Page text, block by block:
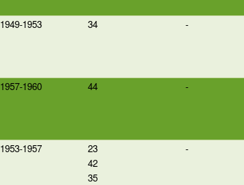
1949-1953 34 -
1957-1960 44 -
1953-1957
23
42
35
-